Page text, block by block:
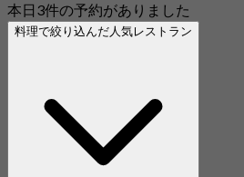
本日3件の予約がありました
料理で絞り込んだ人気レストラン